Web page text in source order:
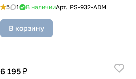
5 1 В наличииАрт. PS-932-ADM
В корзину
6 195 ₽